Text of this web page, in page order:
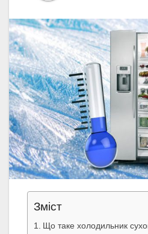
Зміст
Що таке холодильник